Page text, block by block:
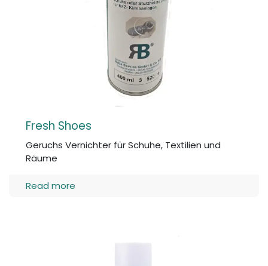
Fresh Shoes
Geruchs Vernichter für Schuhe, Textilien und
Räume
Read more